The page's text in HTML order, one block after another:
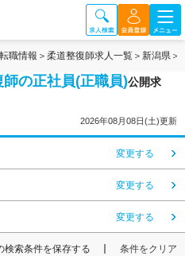
職情報 柔道整復師求人一覧 新潟県
の正社員(正職員)公開求
2026年08月08日(土)更新
変更する
変更する
変更する
検索条件を保存する 条件をクリア